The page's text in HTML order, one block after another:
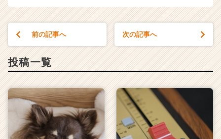
前の記事へ 次の記事へ
投稿一覧